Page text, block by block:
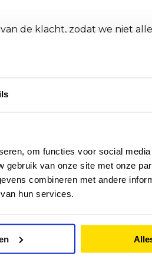
om functies voor social
gebruik van onze site met onze
combineren met andere
hun services.
de klacht, zodat we niet
en begeleiding tijdens
jouw doelen te
van Dijk?